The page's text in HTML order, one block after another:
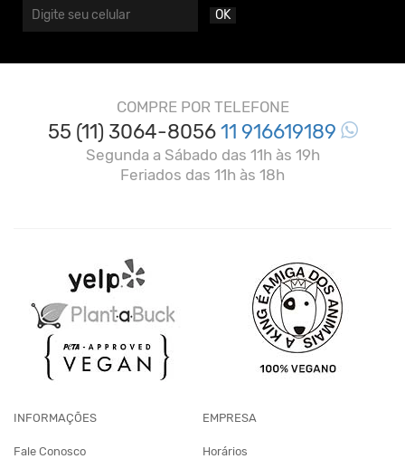
OK
COMPRE POR TELEFONE
55 (11) 3064-805611 916619189
Segunda a Sábado das 11h às 19h
Feriados das 11h às 18h
INFORMAÇÕES
Fale Conosco
EMPRESA
Horários